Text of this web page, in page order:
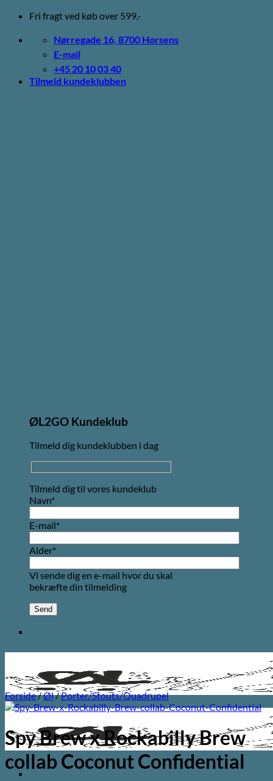
Fortsæt
indhold
Fri fragt ved køb over 599,-
Nørregade 16, 8700 Horsens
E-mail
+45 20 10 03 40
Tilmeld kundeklubben
ØL2GO Kundeklub
Tilmeld dig kundeklubben i dag
Tilmeld dig til vores kundeklub
Navn*
E-mail*
Alder*
Vi sende dig en e-mail hvor du skal
bekræfte din tilmelding
Forside/Øl/Porter/Stouts/Quadrupel
Spy Brew x Rockabilly Brew
collab Coconut Confidential